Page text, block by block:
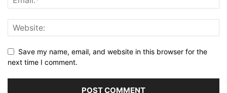
Save my name, email, and website in this browser for the
next time I comment.